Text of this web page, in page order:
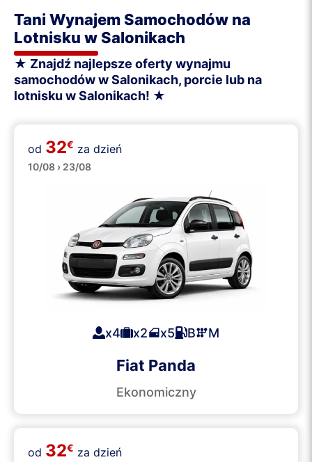
Tani Wynajem Samochodów na
Lotnisku w Salonikach
★ Znajdź najlepsze oferty wynajmu
samochodów w Salonikach, porcie lub na
lotnisku w Salonikach! ★
Małe
od 32€ za dzień
10/08 › 23/08
x4 x2 x5 B M
Fiat Panda
Ekonomiczny
od 32€ za dzień